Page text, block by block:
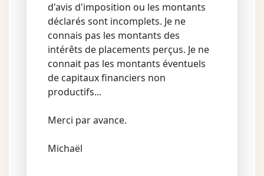
d'avis d'imposition ou les montants
déclarés sont incomplets. Je ne
connais pas les montants des
intérêts de placements perçus. Je ne
connait pas les montants éventuels
de capitaux financiers non
productifs...
Merci par avance.
Michaël